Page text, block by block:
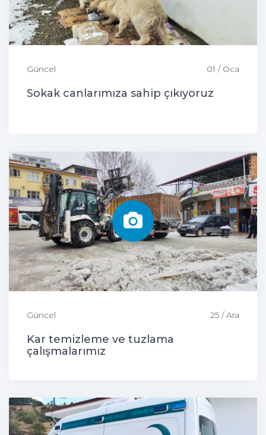
Güncel 01 / Oca
Sokak canlarımıza sahip çıkıyoruz
Güncel 25 / Ara
Kar temizleme ve tuzlama
çalışmalarımız